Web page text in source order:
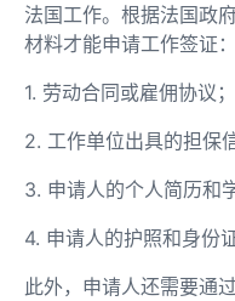
法国工作。根据法国政
材料才能申请工作签证：
1. 劳动合同或雇佣协议；
2. 工作单位出具的担保信
3. 申请人的个人简历和
4. 申请人的护照和身份证
此外，申请人还需要通